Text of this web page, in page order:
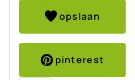
opslaan
pinterest